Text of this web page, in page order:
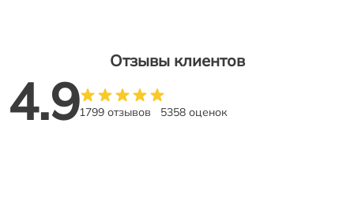
Отзывы клиентов
4.91799 отзывов 5358 оценок